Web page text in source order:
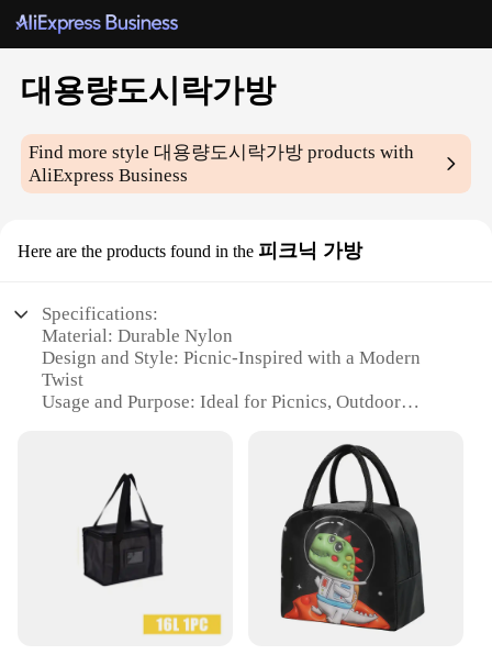
대용량도시락가방
Find more style대용량도시락가방 products with
AliExpress Business
Here are the products found in the 피크닉 가방
Specifications:
Material: Durable Nylon
Design and Style: Picnic-Inspired with a Modern
Twist
Usage and Purpose: Ideal for Picnics, Outdoor
Shape and Size: Large Capacity with Spacious
Compartments
Performance and Property: Water-Resistant and
Easy to Clean
Parts and Accessories: Comes with a Removable
Insulated Liner
**Versatile and Convenient**